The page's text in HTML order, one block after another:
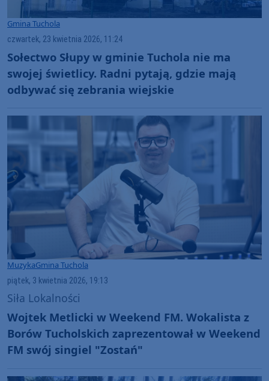
Gmina Tuchola
czwartek, 23 kwietnia 2026, 11:24
Sołectwo Słupy w gminie Tuchola nie ma
swojej świetlicy. Radni pytają, gdzie mają
odbywać się zebrania wiejskie
MuzykaGmina Tuchola
piątek, 3 kwietnia 2026, 19:13
Siła Lokalności
Wojtek Metlicki w Weekend FM. Wokalista z
Borów Tucholskich zaprezentował w Weekend
FM swój singiel "Zostań"